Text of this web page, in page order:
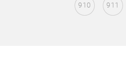
910 911